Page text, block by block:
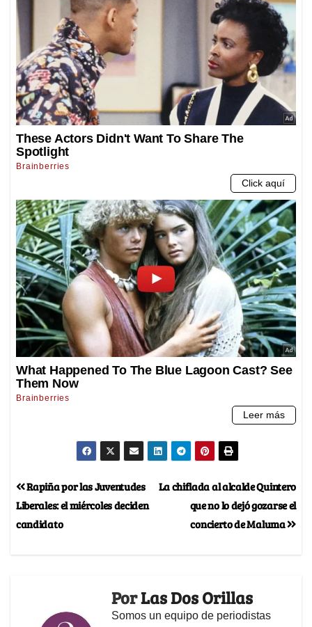
La chiflada al alcalde Quintero
que no lo dejó gozarse el
concierto de Maluma
Rapiña por las Juventudes
Liberales: el miércoles deciden
candidato
PorLas Dos Orillas
Somos un equipo de periodistas